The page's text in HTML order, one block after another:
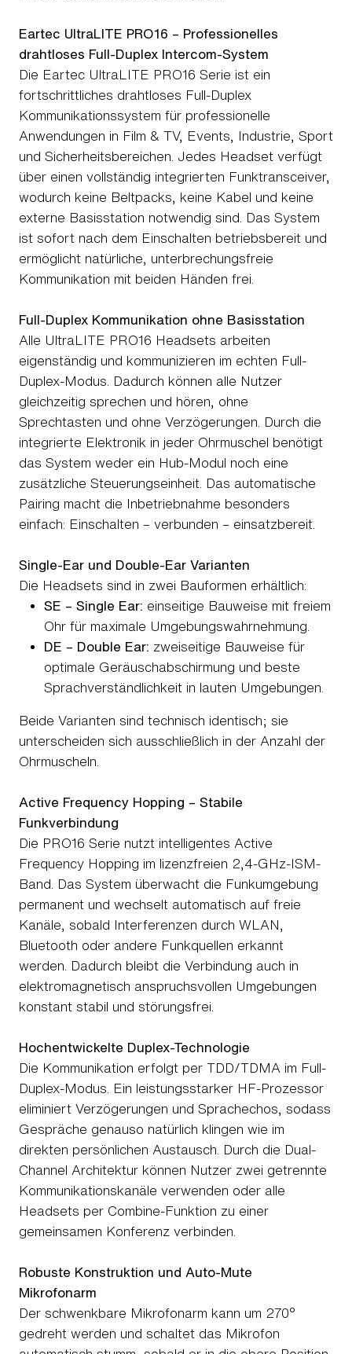
Eartec UltraLITE PRO16 – Professionelles
drahtloses Full-Duplex Intercom-System
Die Eartec UltraLITE PRO16 Serie ist ein
fortschrittliches drahtloses Full-Duplex
Kommunikationssystem für professionelle
Anwendungen in Film & TV, Events, Industrie, Sport
und Sicherheitsbereichen. Jedes Headset verfügt
über einen vollständig integrierten Funktransceiver,
wodurch keine Beltpacks, keine Kabel und keine
externe Basisstation notwendig sind. Das System
ist sofort nach dem Einschalten betriebsbereit und
ermöglicht natürliche, unterbrechungsfreie
Kommunikation mit beiden Händen frei.
Full-Duplex Kommunikation ohne Basisstation
Alle UltraLITE PRO16 Headsets arbeiten
eigenständig und kommunizieren im echten Full-
Duplex-Modus. Dadurch können alle Nutzer
gleichzeitig sprechen und hören, ohne
Sprechtasten und ohne Verzögerungen. Durch die
integrierte Elektronik in jeder Ohrmuschel benötigt
das System weder ein Hub-Modul noch eine
zusätzliche Steuerungseinheit. Das automatische
Pairing macht die Inbetriebnahme besonders
einfach: Einschalten – verbunden – einsatzbereit.
Single-Ear und Double-Ear Varianten
Die Headsets sind in zwei Bauformen erhältlich:
SE – Single Ear: einseitige Bauweise mit freiem
Ohr für maximale Umgebungswahrnehmung.
DE – Double Ear: zweiseitige Bauweise für
optimale Geräuschabschirmung und beste
Sprachverständlichkeit in lauten Umgebungen.
Beide Varianten sind technisch identisch; sie
unterscheiden sich ausschließlich in der Anzahl der
Ohrmuscheln.
Active Frequency Hopping – Stabile
Funkverbindung
Die PRO16 Serie nutzt intelligentes Active
Frequency Hopping im lizenzfreien 2,4-GHz-ISM-
Band. Das System überwacht die Funkumgebung
permanent und wechselt automatisch auf freie
Kanäle, sobald Interferenzen durch WLAN,
Bluetooth oder andere Funkquellen erkannt
werden. Dadurch bleibt die Verbindung auch in
elektromagnetisch anspruchsvollen Umgebungen
konstant stabil und störungsfrei.
Hochentwickelte Duplex-Technologie
Die Kommunikation erfolgt per TDD/TDMA im Full-
Duplex-Modus. Ein leistungsstarker HF-Prozessor
eliminiert Verzögerungen und Sprachechos, sodass
Gespräche genauso natürlich klingen wie im
direkten persönlichen Austausch. Durch die Dual-
Channel Architektur können Nutzer zwei getrennte
Kommunikationskanäle verwenden oder alle
Headsets per Combine-Funktion zu einer
gemeinsamen Konferenz verbinden.
Robuste Konstruktion und Auto-Mute
Mikrofonarm
Der schwenkbare Mikrofonarm kann um 270°
gedreht werden und schaltet das Mikrofon